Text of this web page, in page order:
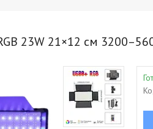
23W 21×12 см